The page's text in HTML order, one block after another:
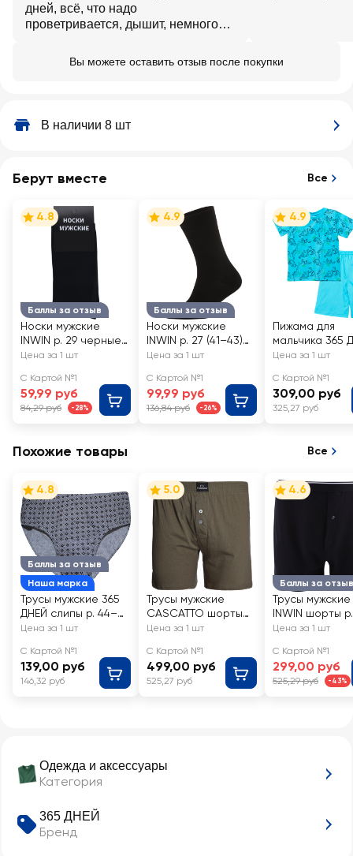
дней, всё, что надо
проветривается, дышит, немного
больше. Для повседневной носки
Вы можете оставить отзыв после покупки
В наличии 8 шт
Одежда и аксессуары
Категория
365 ДНЕЙ
Бренд
Берут вместе Все
Баллы за отзыв
4.8
Носки мужские
INWIN р. 29 черные,
Арт. BMS02-01
Цена за 1 шт
С Картой №1
59,99 руб
84,29 руб -28%
Баллы за отзыв
4.9
Носки мужские
INWIN р. 27 (41–43)
черные, Арт.
Цена за 1 шт
С Картой №1
99,99 руб
136,84 руб -26%
4.9
Пижама для
мальчика 365
р. 98–164, Арт.
Цена за 1 шт
С Картой №1
309,00 руб
325,27 руб
Похожие товары Все
Баллы за отзыв
Наша марка
4.8
Трусы мужские 365
ДНЕЙ слипы р. 44–
54, Арт. 1630/1631
Цена за 1 шт
С Картой №1
139,00 руб
146,32 руб
5.0
Трусы мужские
CASCATTO шорты
семейные
р. M–XXXL,
однотонные, Арт.
MSH1803
Цена за 1 шт
С Картой №1
499,00 руб
525,27 руб
Баллы за отзыв
4.6
Трусы мужские
INWIN шорты
54, черные,
Цена за 1 шт
С Картой №1
299,00 руб
525,29 руб -43%